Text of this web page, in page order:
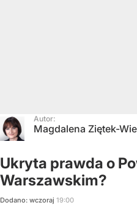
Autor:
Magdalena Ziętek-
Ukryta prawda o
Warszawskim?
Dodano: wczoraj 19:00